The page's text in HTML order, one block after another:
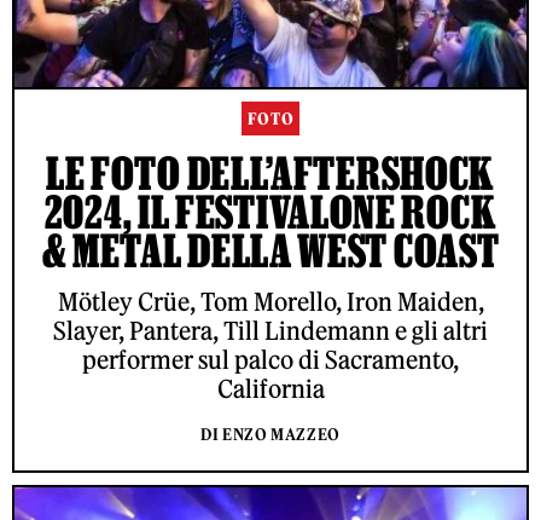
FOTO
LE FOTO DELL’AFTERSHOCK
2024, IL FESTIVALONE ROCK
& METAL DELLA WEST COAST
Mötley Crüe, Tom Morello, Iron Maiden,
Slayer, Pantera, Till Lindemann e gli altri
performer sul palco di Sacramento,
California
DI ENZO MAZZEO